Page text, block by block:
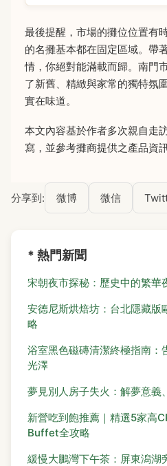
最後提醒，市場的攤位位置有
的名攤基本都在固定區域。帶
情，你絕對能滿載而歸。南門
了新舊、精緻與家常的獨特氛
實在味道。
本文內容基於作者多次親自走
寫，並參考攤商提供之產品資
分享到: 微博 微信
* 熱門新聞
宋朝夜市探秘：歷史中的繁華
安德尼斯烘焙坊：台北隱藏版
略
浴室黑色磁磚清潔終極指南：
光澤
夢見別人房子失火：解夢意義
新營吃到飽推薦｜精選5家高
Buffet全攻略
緩慢大鵬灣下午茶：屏東潟湖